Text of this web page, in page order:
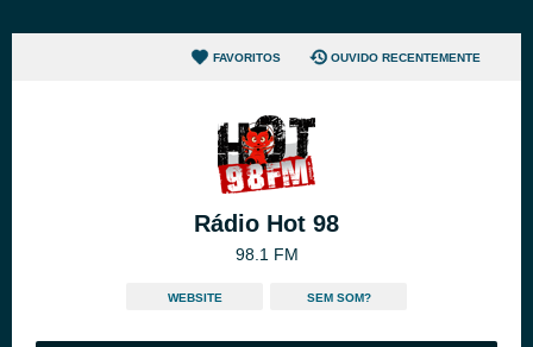
FAVORITOS OUVIDO RECENTEMENTE
Rádio Hot 98
98.1 FM
WEBSITE SEM SOM?